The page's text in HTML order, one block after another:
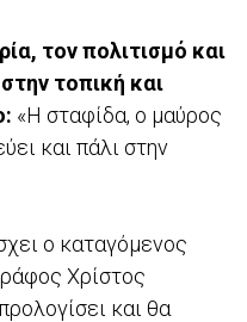
τον πολιτισμό και
τοπική και
«Η σταφίδα, ο μαύρος
και πάλι στην
ο καταγόμενος
Χρίστος
και θα